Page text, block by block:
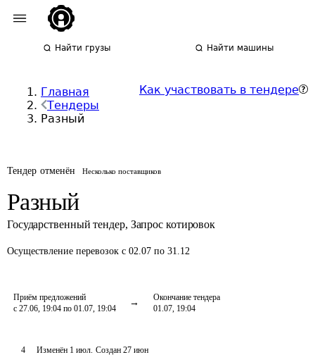
Найти грузы Найти машины
Главная
Тендеры
Разный
Как участвовать в тендере
Тендер отменён Несколько поставщиков
Разный
Государственный тендер, Запрос котировок
Осуществление перевозок с 02.07 по 31.12
Приём предложений
с 27.06, 19:04 по 01.07, 19:04
Окончание тендера
01.07, 19:04
4 Изменён 1 июл. Создан 27 июн